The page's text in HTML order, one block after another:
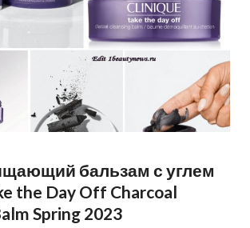
бальзам с углем
the Day Off Charcoal
Spring 2023